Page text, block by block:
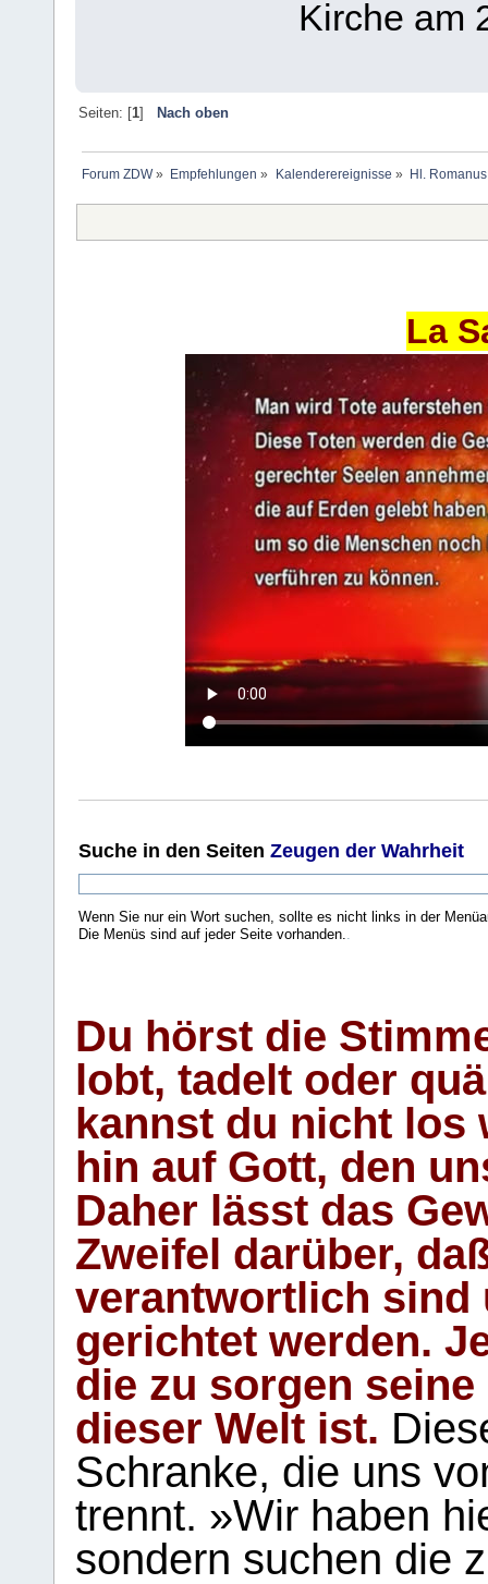
Kirche am
Seiten: [1] Nach oben
Forum ZDW» Empfehlungen » Kalenderereignisse » Hl.
La
Suche in den Seiten Zeugen der Wahrheit
Wenn Sie nur ein Wort suchen, sollte es nicht links in der
Die Menüs sind auf jeder Seite vorhanden.
Du hörst die
lobt, tadelt oder
kannst du nicht los
hin auf Gott, den
Daher lässt das
Zweifel darüber,
verantwortlich sind
gerichtet werden.
die zu sorgen
dieser Welt ist.
Schranke, die uns
trennt. »Wir haben
sondern suchen die